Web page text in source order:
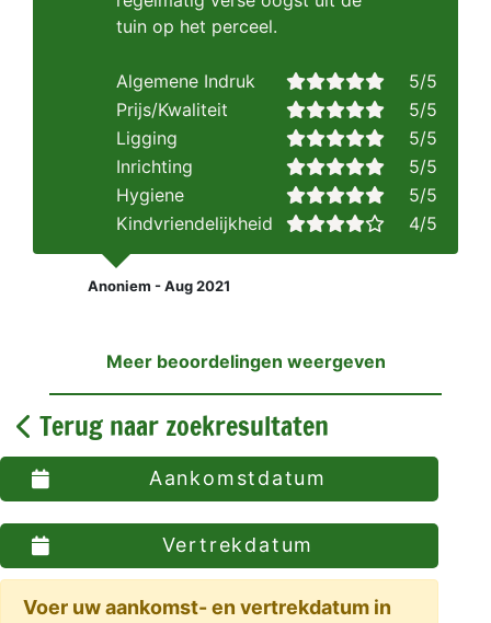
tuin op het perceel.
Algemene Indruk
5/5
Prijs/Kwaliteit
5/5
Ligging
5/5
Inrichting
5/5
Hygiene
5/5
Kindvriendelijkheid
4/5
Anoniem - Aug 2021
Meer beoordelingen weergeven
Terug naar zoekresultaten
Aankomstdatum
Vertrekdatum
Voer uw aankomst- en vertrekdatum in